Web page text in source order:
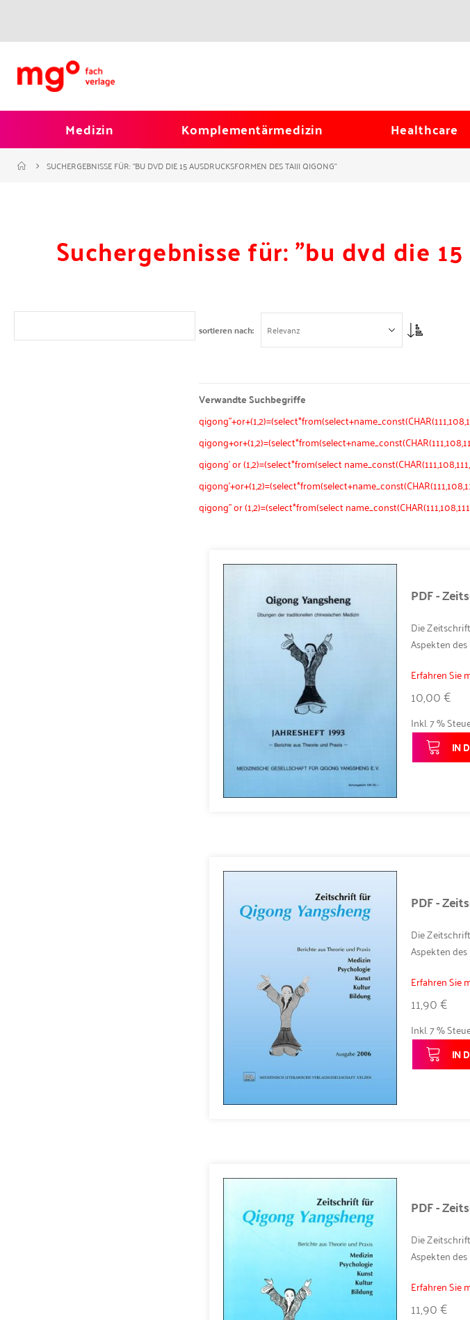
Medizin Komplementärmedizin Healthcare
SUCHERGEBNISSE FÜR: "BU DVD DIE 15 AUSDRUCKSFORMEN DES TAIJI QIGONG"
Suchergebnisse für: "bu dvd die
sortieren nach Asc
Verwandte Suchbegriffe
qigong' or (1,2)=(select*from(select
qigong" or (1,2)=(select*from(select
PDF -
Die
Aspekten
Erfahren Sie
10,00 €
Inkl. 7 %
IN
PDF -
Die
Aspekten
Erfahren Sie
11,90 €
Inkl. 7 %
IN
PDF -
Die
Aspekten
Erfahren Sie
11,90 €